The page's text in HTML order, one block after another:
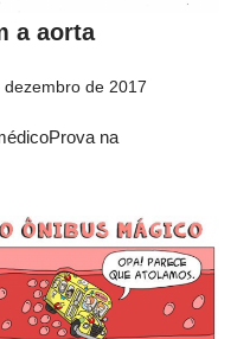
a aorta
dezembro de 2017
na